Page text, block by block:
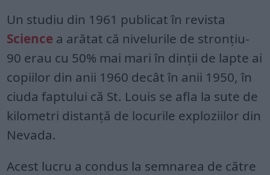
Un studiu din 1961 publicat în revista
Science a arătat că nivelurile de stronțiu-
90 erau cu 50% mai mari în dinții de lapte ai
copiilor din anii 1960 decât în anii 1950, în
ciuda faptului că St. Louis se afla la sute de
kilometri distanță de locurile exploziilor din
Nevada.
Acest lucru a condus la semnarea de către